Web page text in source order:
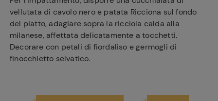
vellutata di cavolo nero e patata Ricciona sul fondo
del piatto, adagiare sopra la ricciola calda alla
milanese, affettata delicatamente a tocchetti.
Decorare con petali di fiordaliso e germogli di
finocchietto selvatico.